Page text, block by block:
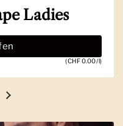
Ladies
(CHF 0.00/l)
Nächste Folie